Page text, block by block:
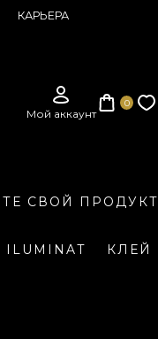
КАРЬЕРА
СВОЙ ПРОДУКТ
ILUMINAT КЛЕЙ